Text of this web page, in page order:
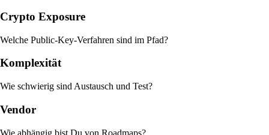
Crypto Exposure
Welche Public-Key-Verfahren sind im Pfad?
Komplexität
Wie schwierig sind Austausch und Test?
Vendor
Wie abhängig bist Du von Roadmaps?